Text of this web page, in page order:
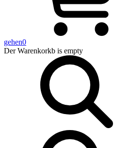
gehen0
Der Warenkorkb is empty